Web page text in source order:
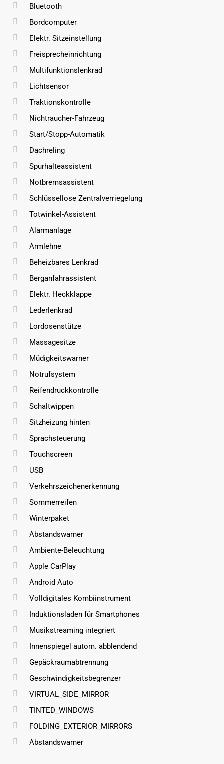
Bluetooth
Bordcomputer
Elektr. Sitzeinstellung
Freisprecheinrichtung
Multifunktionslenkrad
Lichtsensor
Traktionskontrolle
Nichtraucher-Fahrzeug
Start/Stopp-Automatik
Dachreling
Spurhalteassistent
Notbremsassistent
Schlüssellose Zentralverriegelung
Totwinkel-Assistent
Alarmanlage
Armlehne
Beheizbares Lenkrad
Berganfahrassistent
Elektr. Heckklappe
Lederlenkrad
Lordosenstütze
Massagesitze
Müdigkeitswarner
Notrufsystem
Reifendruckkontrolle
Schaltwippen
Sitzheizung hinten
Sprachsteuerung
Touchscreen
USB
Verkehrszeichenerkennung
Sommerreifen
Winterpaket
Abstandswarner
Ambiente-Beleuchtung
Apple CarPlay
Android Auto
Volldigitales Kombiinstrument
Induktionsladen für Smartphones
Musikstreaming integriert
Innenspiegel autom. abblendend
Gepäckraumabtrennung
Geschwindigkeitsbegrenzer
VIRTUAL_SIDE_MIRROR
TINTED_WINDOWS
FOLDING_EXTERIOR_MIRRORS
Abstandswarner